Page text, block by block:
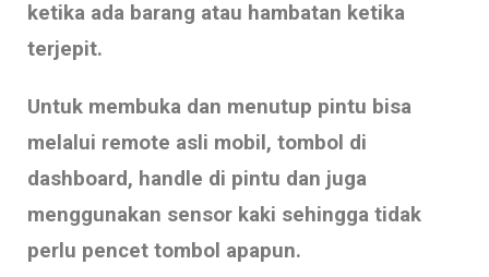
ketika ada barang atau hambatan ketika
terjepit.
Untuk membuka dan menutup pintu bisa
melalui remote asli mobil, tombol di
dashboard, handle di pintu dan juga
menggunakan sensor kaki sehingga tidak
perlu pencet tombol apapun.